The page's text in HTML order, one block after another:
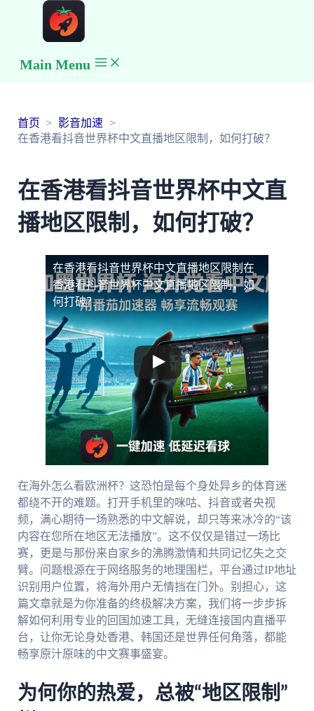
Main Menu
首页
影音加速
在香港看抖音世界杯中文直播地区限制，如何打破？
在香港看抖音世界杯中文直
播地区限制，如何打破？
在香港看抖音世界杯中文直播地区限制 在
香港看抖音世界杯中文直播地区限制，如
何打破？
在海外怎么看欧洲杯？这恐怕是每个身处异乡的体育迷
都绕不开的难题。打开手机里的咪咕、抖音或者央视
频，满心期待一场熟悉的中文解说，却只等来冰冷的“该
内容在您所在地区无法播放”。这不仅仅是错过一场比
赛，更是与那份来自家乡的沸腾激情和共同记忆失之交
臂。问题根源在于网络服务的地理围栏，平台通过IP地址
识别用户位置，将海外用户无情挡在门外。别担心，这
篇文章就是为你准备的终极解决方案，我们将一步步拆
解如何利用专业的回国加速工具，无缝连接国内直播平
台，让你无论身处香港、韩国还是世界任何角落，都能
畅享原汁原味的中文赛事盛宴。
为何你的热爱，总被“地区限制”